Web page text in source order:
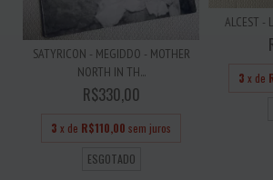
SATYRICON - MEGIDDO - MOTHER
NORTH IN TH...
R$330,00
3 x de R$110,00 sem juros
ESGOTADO
ALCEST -
3 x de